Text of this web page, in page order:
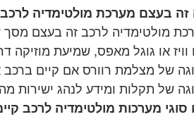
זה בעצם מערכת מולטימדיה
מולטימדיה לרכב זה בעצם מסך
וויז או גוגל מאפס, שמיעת מוזיקה
של מצלמת רוורס אם קיים ברכב
של תקלות ומידע לנהג ישירות
סוגי מערכות מולטימדיה לרכב